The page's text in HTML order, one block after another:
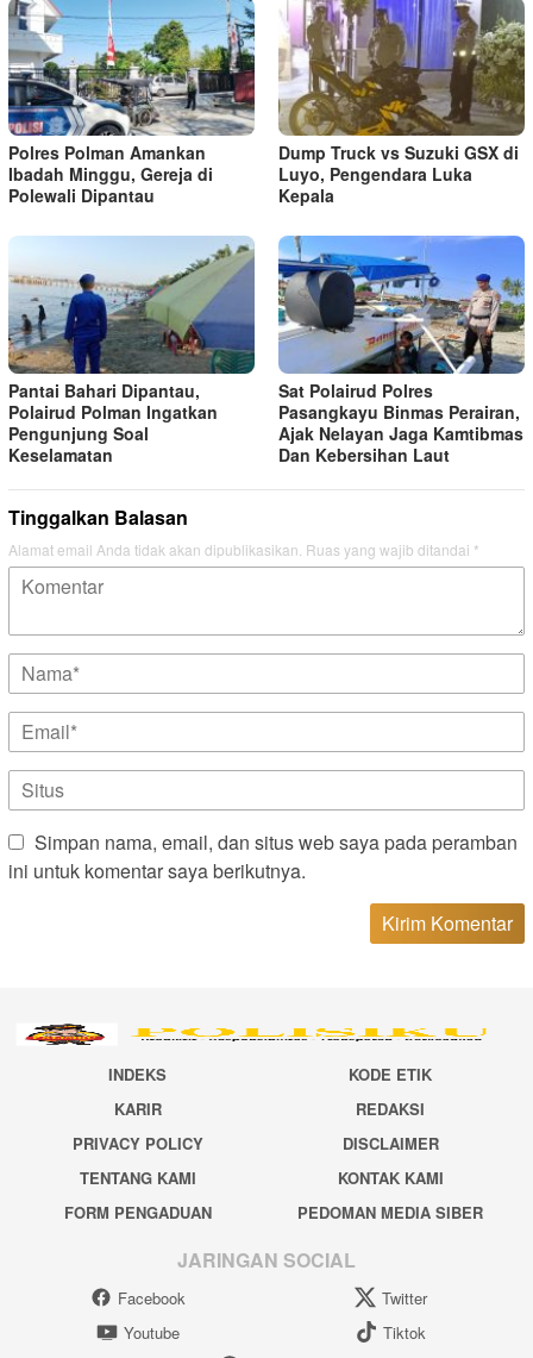
Polres Polman Amankan
Ibadah Minggu, Gereja di
Polewali Dipantau
Dump Truck vs Suzuki GSX di
Luyo, Pengendara Luka
Kepala
Pantai Bahari Dipantau,
Polairud Polman Ingatkan
Pengunjung Soal
Keselamatan
Sat Polairud Polres
Pasangkayu Binmas Perairan,
Ajak Nelayan Jaga Kamtibmas
Dan Kebersihan Laut
Tinggalkan Balasan
Alamat email Anda tidak akan dipublikasikan. Ruas yang wajib ditandai *
Simpan nama, email, dan situs web saya pada peramban
ini untuk komentar saya berikutnya.
INDEKS
KODE ETIK
KARIR
REDAKSI
PRIVACY POLICY
DISCLAIMER
TENTANG KAMI
KONTAK KAMI
FORM PENGADUAN
PEDOMAN MEDIA SIBER
JARINGAN SOCIAL
Facebook
Twitter
Youtube
Tiktok